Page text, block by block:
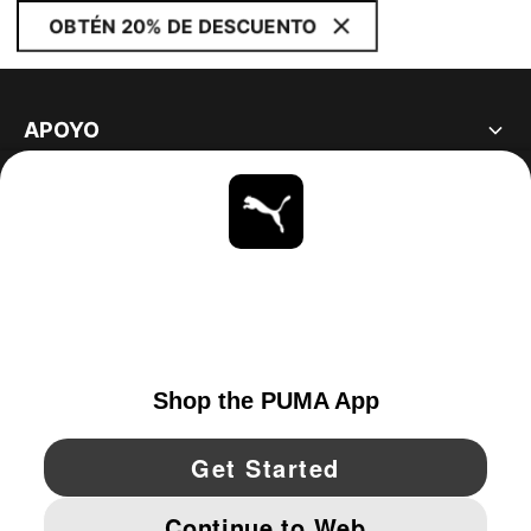
OBTÉN 20% DE DESCUENTO
APOYO
YouTube Twitter Pinterest